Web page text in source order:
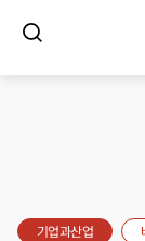
기업과산업